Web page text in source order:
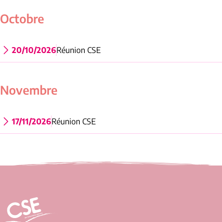
Octobre
20/10/2026Réunion CSE
Novembre
17/11/2026Réunion CSE